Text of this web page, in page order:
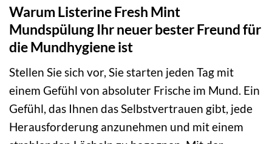
Warum Listerine Fresh Mint
Mundspülung Ihr neuer bester Freund für
die Mundhygiene ist
Stellen Sie sich vor, Sie starten jeden Tag mit
einem Gefühl von absoluter Frische im Mund. Ein
Gefühl, das Ihnen das Selbstvertrauen gibt, jede
Herausforderung anzunehmen und mit einem